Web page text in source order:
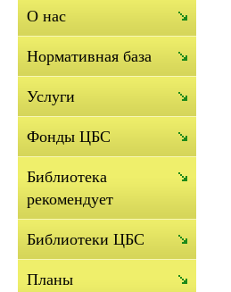
О нас
Нормативная база
Услуги
Фонды ЦБС
Библиотека
рекомендует
Библиотеки ЦБС
Планы